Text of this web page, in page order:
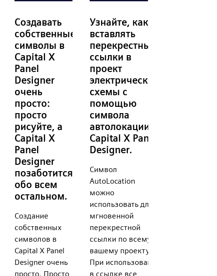
Создавать
собственные
символы в
Capital X
Panel
Designer
очень
просто:
просто
рисуйте, а
Capital X
Panel
Designer
позаботится
обо всем
остальном.
Создание
собственных
символов в
Capital X Panel
Designer очень
просто. Просто
Узнайте, как
вставлять
перекрестные
ссылки в
проект
электрической
схемы с
помощью
символа
автолокации
Capital X Panel
Designer.
Символ
AutoLocation
можно
использовать для
мгновенной
перекрестной
ссылки по всему
вашему проекту.
При использовании
в ссылке все